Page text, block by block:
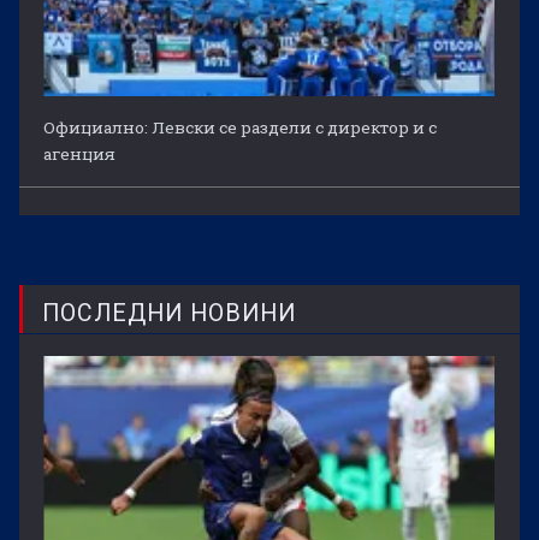
Официално: Левски се раздели с директор и с
агенция
ПОСЛЕДНИ НОВИНИ